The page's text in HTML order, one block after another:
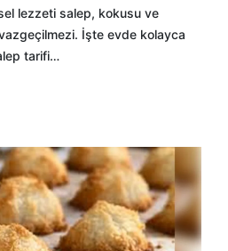
lezzeti salep, kokusu ve
İşte evde kolayca
tarifi…